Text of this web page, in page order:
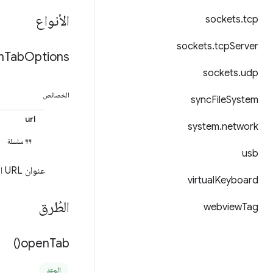
sockets.tcp
sockets.tcpServer
sockets.udp
syncFileSystem
system.network
usb
virtualKeyboard
webviewTag
الأنواع
TabOptions
الخصائص
url
سلسلة
عنوان URL الذي سيتم الانتقال إليه عند فتح علامة التبويب الجديدة في البداية.
الطُرق
openTab(
)
الوعد